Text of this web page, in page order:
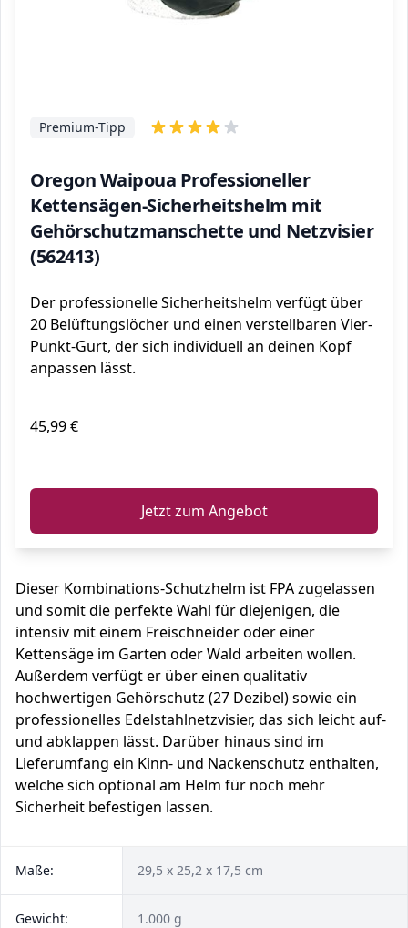
Oregon Waipoua Professioneller
Kettensägen-Sicherheitshelm mit
Gehörschutzmanschette und Netzvisier
(562413)
Premium-Tipp
Der professionelle Sicherheitshelm verfügt über
20 Belüftungslöcher und einen verstellbaren Vier-
Punkt-Gurt, der sich individuell an deinen Kopf
anpassen lässt.
45,99 €
Jetzt zum Angebot
Dieser Kombinations-Schutzhelm ist FPA zugelassen
und somit die perfekte Wahl für diejenigen, die
intensiv mit einem Freischneider oder einer
Kettensäge im Garten oder Wald arbeiten wollen.
Außerdem verfügt er über einen qualitativ
hochwertigen Gehörschutz (27 Dezibel) sowie ein
professionelles Edelstahlnetzvisier, das sich leicht auf-
und abklappen lässt. Darüber hinaus sind im
Lieferumfang ein Kinn- und Nackenschutz enthalten,
welche sich optional am Helm für noch mehr
Sicherheit befestigen lassen.
Maße: 29,5 x 25,2 x 17,5 cm
Gewicht: 1.000 g